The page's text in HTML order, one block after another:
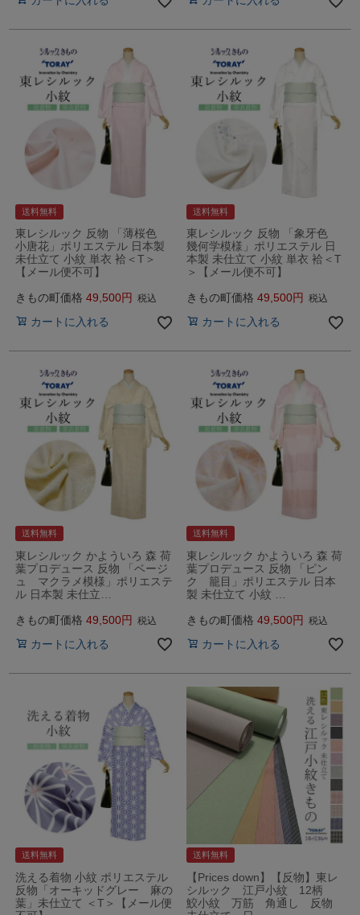
送料無料
東レシルック 反物 「薄桜色
小唐花」ポリエステル 日本製
未仕立て 小紋 単衣 袷＜T＞
【メール便不可】
きもの町価格 49,500 税込
カートに入れる
送料無料
東レシルック 反物 「象牙色
幾何学模様」ポリエステル 日
本製 未仕立て 小紋 単衣 袷＜T
＞【メール便不可】
きもの町価格 49,500 税込
カートに入れる
送料無料
東レシルック かよういろ 森 荷
葉プロデュース 反物 「ベージ
ュ マクラメ模様」ポリエステ
ル 日本製 未仕立…
きもの町価格 49,500 税込
カートに入れる
送料無料
東レシルック かよういろ 森 荷
葉プロデュース 反物 「ピン
ク 籠目」ポリエステル 日本
製 未仕立て 小紋 …
きもの町価格 49,500 税込
カートに入れる
送料無料
洗える着物 小紋 ポリエステル
反物「オーキッドグレー 麻の
葉」未仕立て ＜T＞【メール便
送料無料
【Prices down】【反物】東レ
シルック 江戸小紋 12柄
鮫小紋 万筋 角通し 反物